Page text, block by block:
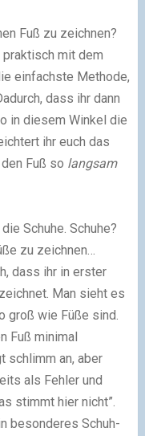
Fuß zu zeichnen?
mit dem
einfachste Methode,
dass ihr dann
in diesem Winkel die
ihr euch das
Fuß so langsam
Schuhe. Schuhe?
zu zeichnen…
dass ihr in erster
Man sieht es
groß wie Füße sind.
Fuß minimal
schlimm an, aber
als Fehler und
stimmt hier nicht”.
besonderes Schuh-